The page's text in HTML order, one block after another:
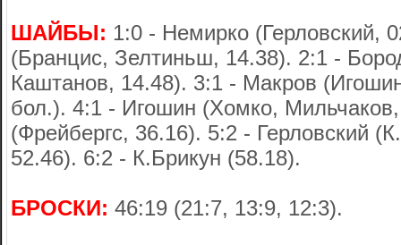
ШАЙБЫ: 1:0 - Немирко (Герловский,
(Бранцис, Зелтиньш, 14.38). 2:1 -
Каштанов, 14.48). 3:1 - Макров
бол.). 4:1 - Игошин (Хомко,
(Фрейбергс, 36.16). 5:2 - Герловский
52.46). 6:2 - К.Брикун (58.18).
БРОСКИ: 46:19 (21:7, 13:9, 12:3).